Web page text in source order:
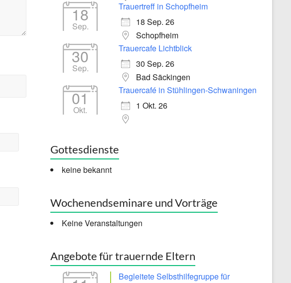
18
Sep.
Trauertreff in Schopfheim
18 Sep. 26
Schopfheim
30
Sep.
Trauercafe Lichtblick
30 Sep. 26
Bad Säckingen
01
Okt.
Trauercafé in Stühlingen-Schwaningen
1 Okt. 26
Gottesdienste
keine bekannt
Wochenendseminare und Vorträge
Keine Veranstaltungen
Angebote für trauernde Eltern
Begleitete Selbsthilfegruppe für